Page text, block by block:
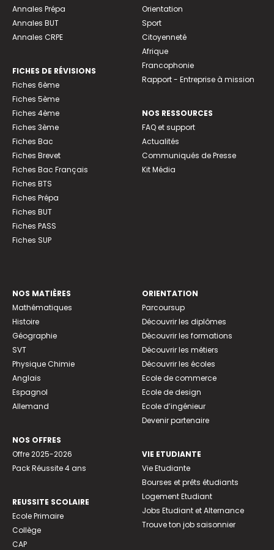
Annales Prépa
Annales BUT
Annales CRPE
FICHES DE RÉVISIONS
Fiches 6ème
Fiches 5ème
Fiches 4ème
Fiches 3ème
Fiches Bac
Fiches Brevet
Fiches Bac Français
Fiches BTS
Fiches Prépa
Fiches BUT
Fiches PASS
Fiches SUP
Orientation
Sport
Citoyenneté
Afrique
Francophonie
Rapport - Entreprise à mission
NOS RESSOURCES
FAQ et support
Actualités
Communiqués de Presse
Kit Média
NOS MATIÈRES
Mathématiques
Histoire
Géographie
SVT
Physique Chimie
Anglais
Espagnol
Allemand
NOS OFFRES
Offre 2025-2026
Pack Réussite 4 ans
REUSSITE SCOLAIRE
Ecole Primaire
Collège
CAP
ORIENTATION
Parcoursup
Découvrir les diplômes
Découvrir les formations
Découvrir les métiers
Découvrir les écoles
Ecole de commerce
Ecole de design
Ecole d’ingénieur
Devenir partenaire
VIE ETUDIANTE
Vie Etudiante
Bourses et prêts étudiants
Logement Etudiant
Jobs Etudiant et Alternance
Trouve ton job saisonnier